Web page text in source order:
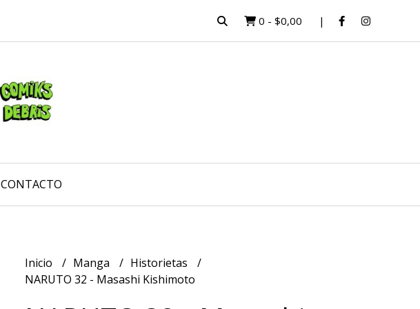
0 - $0,00
CONTACTO
Inicio Manga
Historietas
NARUTO 32 - Masashi Kishimoto